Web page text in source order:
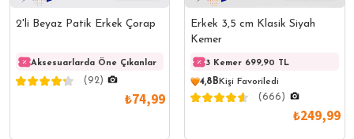
2'li Beyaz Patik Erkek Çorap
Aksesuarlarda Öne Çıkanlar Aksesuarlarda Öne Çıkanlar
(92)
₺74,99
Erkek 3,5 cm Klasik Siyah
Kemer
3 Kemer 699,90 TL
4,8B Kişi Favoriledi
(666)
₺249,99